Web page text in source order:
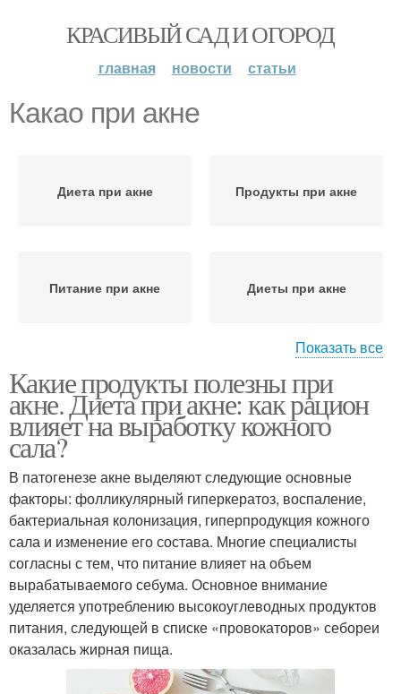
КРАСИВЫЙ САД И ОГОРОД
главная новости статьи
Какао при акне
Диета при акне Продукты при акне
Питание при акне Диеты при акне
Вульгарное акно
Показать все
Какие продукты полезны при
акне. Диета при акне: как рацион
влияет на выработку кожного
сала?
В патогенезе акне выделяют следующие основные
факторы: фолликулярный гиперкератоз, воспаление,
бактериальная колонизация, гиперпродукция кожного
сала и изменение его состава. Многие специалисты
согласны с тем, что питание влияет на объем
вырабатываемого себума. Основное внимание
уделяется употреблению высокоуглеводных продуктов
питания, следующей в списке «провокаторов» себореи
оказалась жирная пища.